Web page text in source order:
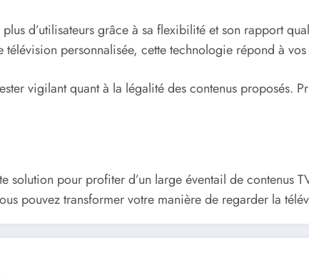
plus d’utilisateurs grâce à sa flexibilité et son rapport
télévision personnalisée, cette technologie répond à vos
vigilant quant à la légalité des contenus proposés.
solution pour profiter d’un large éventail de
pouvez transformer votre manière de regarder la